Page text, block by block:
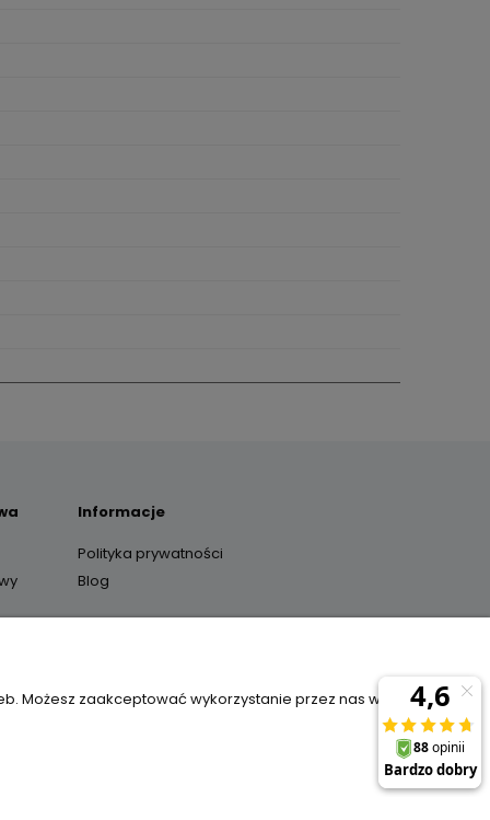
Informacje
Polityka prywatności
Blog
Możesz zaakceptować wykorzystanie przez nas wszystkich